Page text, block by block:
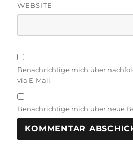
WEBSITE
Benachrichtige mich über
via E-Mail.
Benachrichtige mich über neue